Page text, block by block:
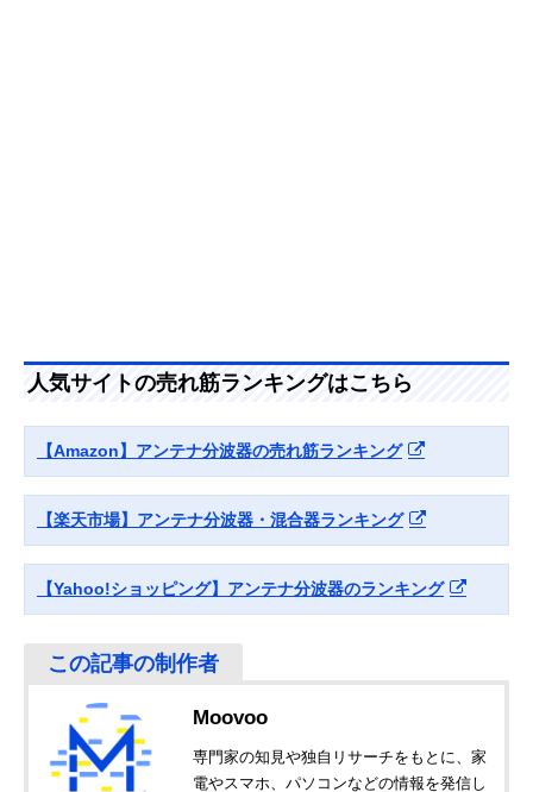
Amazonで見る
用混合分波器
MXEUV
にくい高いシール
ド性能
Amazonで見る
(AINEX) アンテナ
分波器 ANT-DM
して使える2in1
人気サイトの売れ筋ランキングはこちら
【Amazon】アンテナ分波器の売れ筋ランキング
【楽天市場】アンテナ分波器・混合器ランキング
【Yahoo!ショッピング】アンテナ分波器のランキング
Moovoo
専門家の知見や独自リサーチをもとに、家
電やスマホ、パソコンなどの情報を発信し